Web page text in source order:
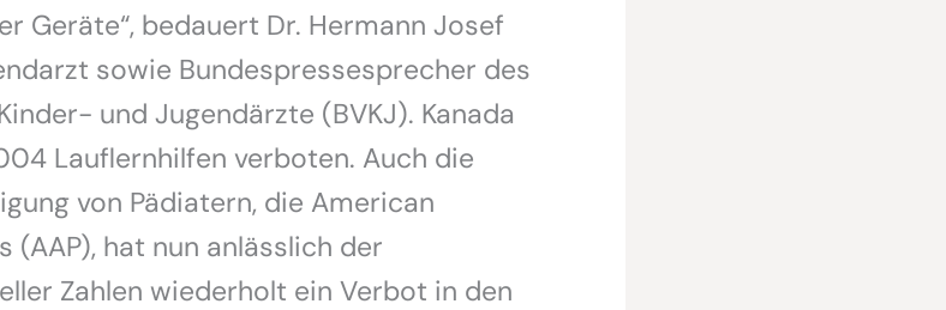
Geräte“, bedauert Dr. Hermann Josef
sowie Bundespressesprecher des
und Jugendärzte (BVKJ). Kanada
Lauflernhilfen verboten. Auch die
von Pädiatern, die American
(AAP), hat nun anlässlich der
Zahlen wiederholt ein Verbot in den